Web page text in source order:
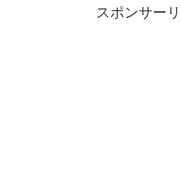
スポンサー